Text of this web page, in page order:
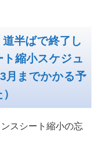
道半ばで終了し
縮小スケジュ
月までかかる予
スシート縮小の忘